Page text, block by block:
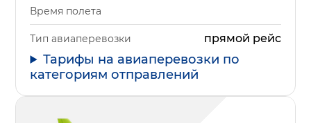
Время полета
Тип авиаперевозки прямой рейс
Тарифы на авиаперевозки по
категориям отправлений